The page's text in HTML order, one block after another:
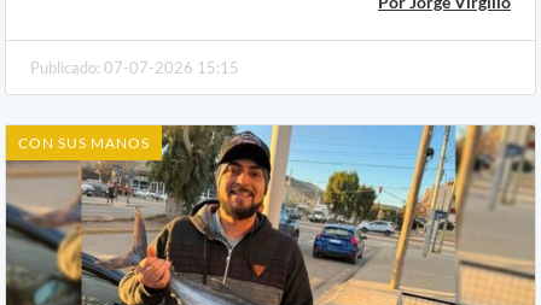
Publicado: 07-07-2026 15:15
CON SUS MANOS